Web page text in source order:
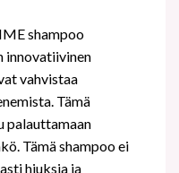
shampoo
innovatiivinen
vahvistaa
Tämä
palauttamaan
Tämä shampoo ei
hiuksia ja